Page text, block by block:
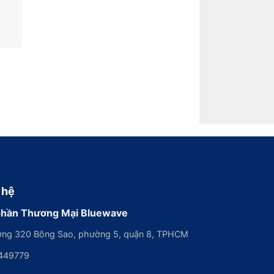
Thương Mại Bluewave
320 Bông Sao, phường 5, quận 8, TPHCM